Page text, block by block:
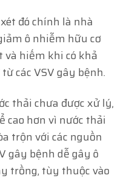
đó chính là nhà
ô nhiễm hữu cơ
và hiếm khi có khả
các VSV gây bệnh.
thải chưa được xử lý,
cao hơn vì nước thải
trộn với các nguồn
gây bệnh dễ gây ô
trồng, tùy thuộc vào